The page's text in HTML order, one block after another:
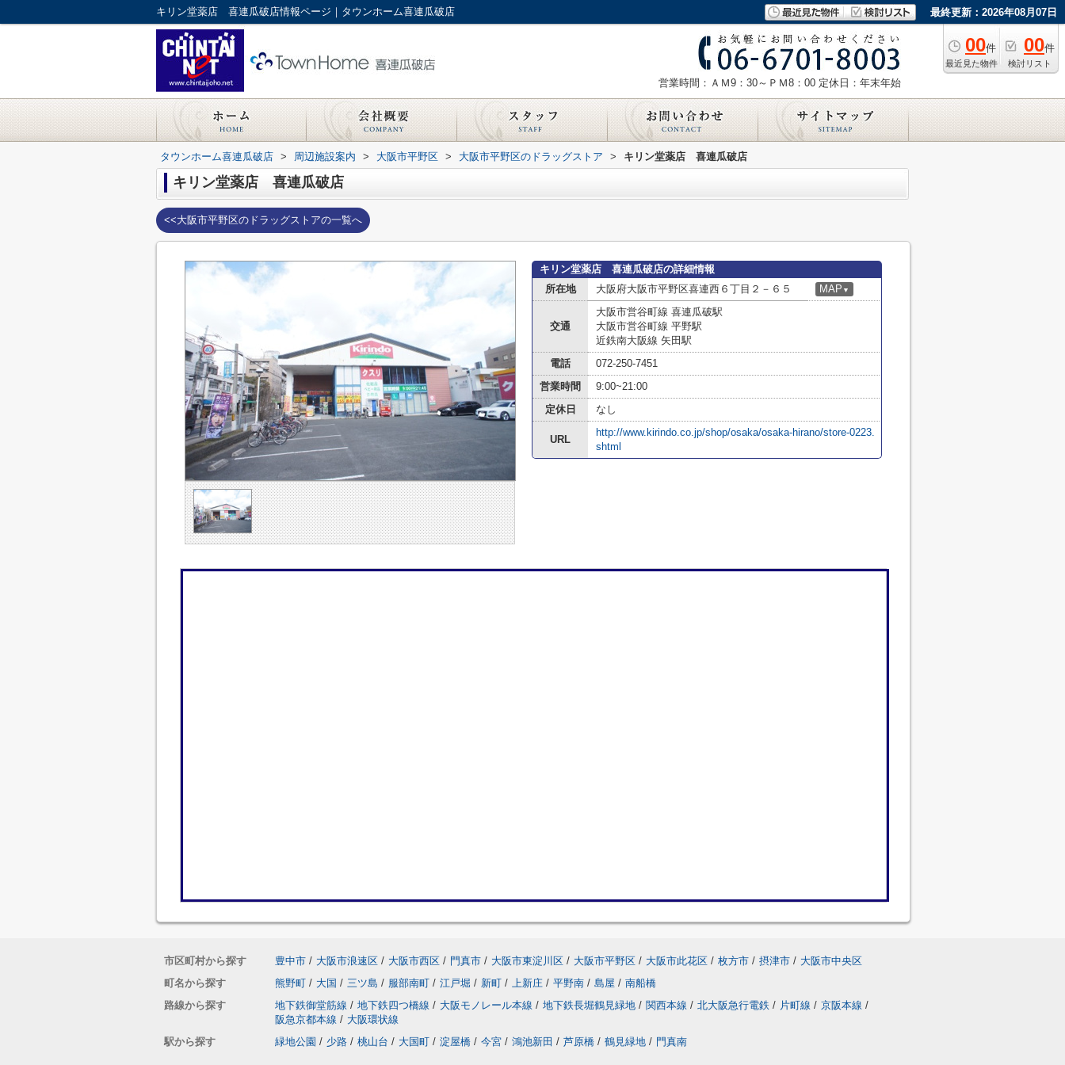
キリン堂薬店 喜連瓜破店情報ページ｜タウンホーム喜連瓜破店 最終更新：2026年08月07日
00件
最近見た物件
00件
検討リスト
営業時間：ＡＭ9：30～ＰＭ8：00 定休日：年末年始
タウンホーム喜連瓜破店 > 周辺施設案内 > 大阪市平野区 > 大阪市平野区のドラッグストア > キリン堂薬店 喜連瓜破店
キリン堂薬店 喜連瓜破店
<<大阪市平野区のドラッグストアの一覧へ
キリン堂薬店 喜連瓜破店の詳細情報
所在地
大阪府大阪市平野区喜連西６丁目２－６５ MAP ▼
交通
大阪市営谷町線 喜連瓜破駅
大阪市営谷町線 平野駅
近鉄南大阪線 矢田駅
電話
072-250-7451
営業時間
9:00~21:00
定休日
なし
URL
http://www.kirindo.co.jp/shop/osaka/osaka-hirano/store-0223.
shtml
市区町村から探す 豊中市 / 大阪市浪速区 / 大阪市西区 / 門真市 / 大阪市東淀川区 / 大阪市平野区 / 大阪市此花区 / 枚方市 / 摂津市 / 大阪市中央区
町名から探す
熊野町 / 大国 / 三ツ島 / 服部南町 / 江戸堀 / 新町 / 上新庄 / 平野南 / 島屋 / 南船橋
路線から探す
地下鉄御堂筋線 / 地下鉄四つ橋線 / 大阪モノレール本線 / 地下鉄長堀鶴見緑地 / 関西本線 / 北大阪急行電鉄 / 片町線 / 京阪本線 /
阪急京都本線 / 大阪環状線
駅から探す
緑地公園 / 少路 / 桃山台 / 大国町 / 淀屋橋 / 今宮 / 鴻池新田 / 芦原橋 / 鶴見緑地 / 門真南